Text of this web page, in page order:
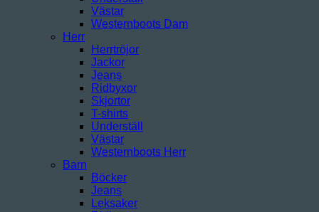
Västar
Westernboots Dam
Herr
Herrtröjor
Jackor
Jeans
Ridbyxor
Skjortor
T-shirts
Underställ
Västar
Westernboots Herr
Barn
Böcker
Jeans
Leksaker